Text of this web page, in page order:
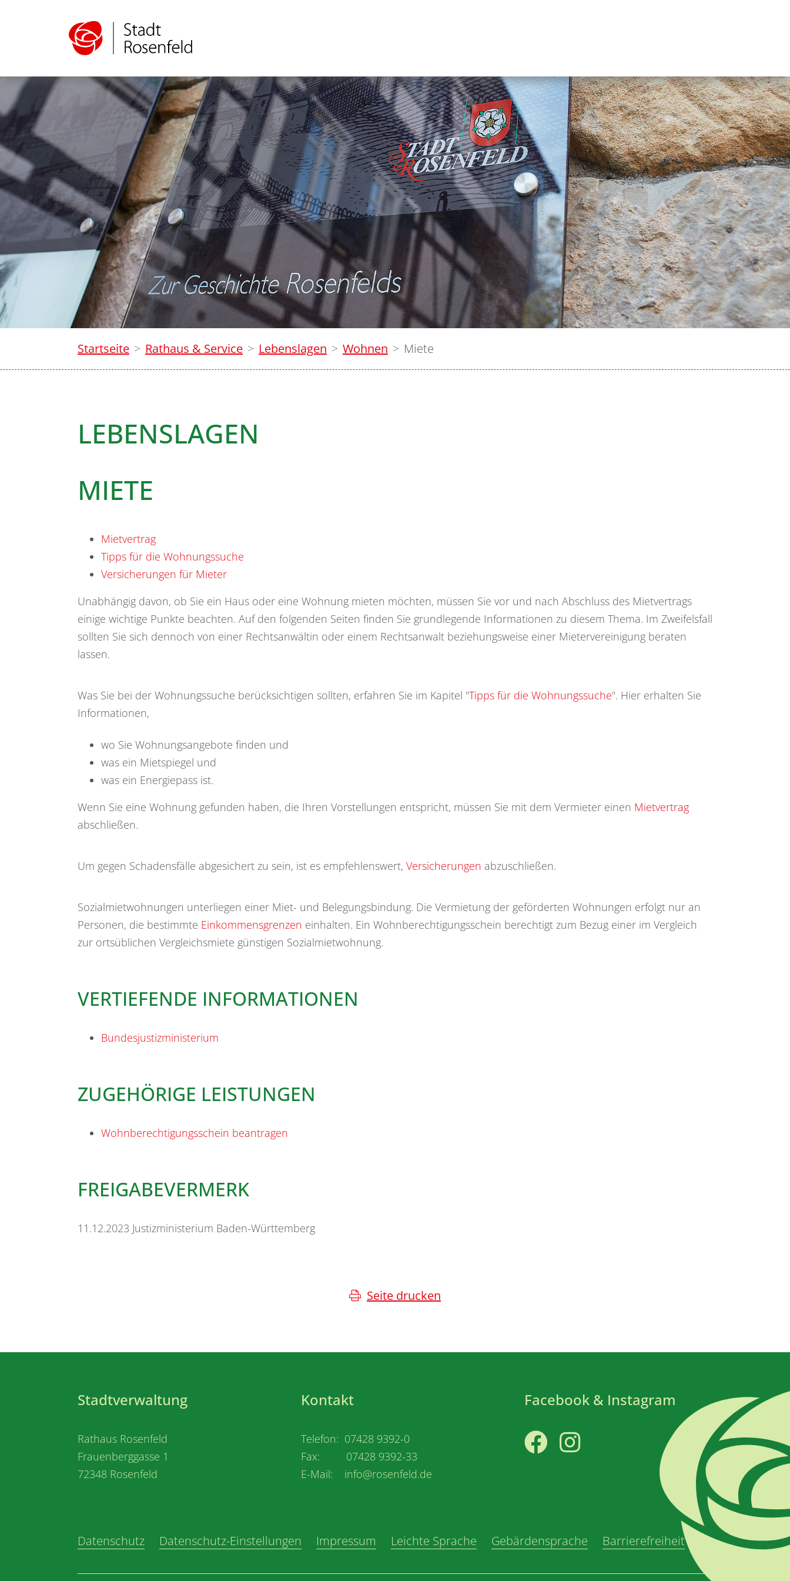
Startseite Rathaus & Service Lebenslagen Wohnen Miete
LEBENSLAGEN
MIETE
Mietvertrag
Tipps für die Wohnungssuche
Versicherungen für Mieter
Unabhängig davon, ob Sie ein Haus oder eine Wohnung mieten möchten, müssen Sie vor und nach Abschluss des Mietvertrags
einige wichtige Punkte beachten. Auf den folgenden Seiten finden Sie grundlegende Informationen zu diesem Thema. Im Zweifelsfall
sollten Sie sich dennoch von einer Rechtsanwältin oder einem Rechtsanwalt beziehungsweise einer Mietervereinigung beraten
lassen.
Was Sie bei der Wohnungssuche berücksichtigen sollten, erfahren Sie im Kapitel "Tipps für die Wohnungssuche". Hier erhalten Sie
Informationen,
wo Sie Wohnungsangebote finden und
was ein Mietspiegel und
was ein Energiepass ist.
Wenn Sie eine Wohnung gefunden haben, die Ihren Vorstellungen entspricht, müssen Sie mit dem Vermieter einen Mietvertrag
abschließen.
Um gegen Schadensfälle abgesichert zu sein, ist es empfehlenswert, Versicherungen abzuschließen.
Sozialmietwohnungen unterliegen einer Miet- und Belegungsbindung. Die Vermietung der geförderten Wohnungen erfolgt nur an
Personen, die bestimmte Einkommensgrenzen einhalten. Ein Wohnberechtigungsschein berechtigt zum Bezug einer im Vergleich
zur ortsüblichen Vergleichsmiete günstigen Sozialmietwohnung.
VERTIEFENDE INFORMATIONEN
Bundesjustizministerium
ZUGEHÖRIGE LEISTUNGEN
Wohnberechtigungsschein beantragen
FREIGABEVERMERK
11.12.2023 Justizministerium Baden-Württemberg
Seite drucken
Stadtverwaltung
Rathaus Rosenfeld
Frauenberggasse 1
72348 Rosenfeld
Kontakt
Telefon: 07428 9392-0
Fax: 07428 9392-33
E-Mail: info@rosenfeld.de
Facebook & Instagram
Datenschutz Datenschutz-Einstellungen Impressum Leichte Sprache Gebärdensprache Barrierefreiheit